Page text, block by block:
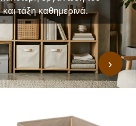
›
και τάξη καθημερινά.